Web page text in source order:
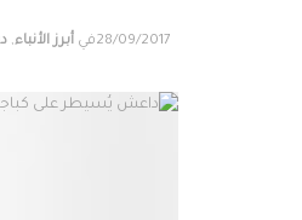
28/09/2017في أبرز الأنباء,